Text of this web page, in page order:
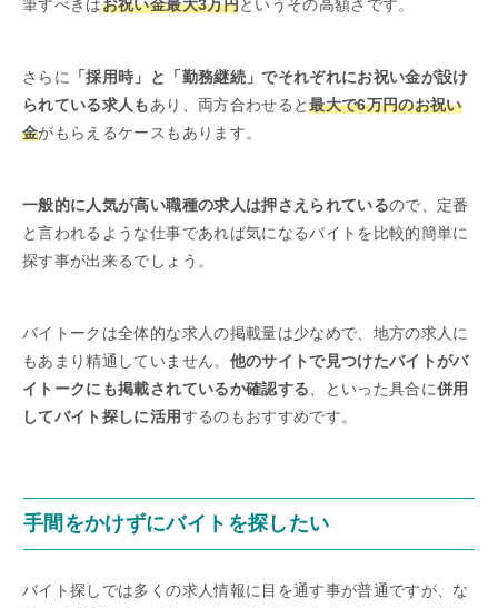
筆すべきはお祝い金最大3万円というその高額さです。
さらに 「採用時」と「勤務継続」でそれぞれにお祝い金が設け
られている求人もあり、両方合わせると最大で6万円のお祝い
金がもらえるケースもあります。
一般的に人気が高い職種の求人は押さえられているので、定番
と言われるような仕事であれば気になるバイトを比較的簡単に
探す事が出来るでしょう。
バイトークは全体的な求人の掲載量は少なめで、地方の求人に
もあまり精通していません。 他のサイトで見つけたバイトがバ
イトークにも掲載されているか確認する、といった具合に併用
してバイト探しに活用するのもおすすめです。
手間をかけずにバイトを探したい
バイト探しでは多くの求人情報に目を通す事が普通ですが、な